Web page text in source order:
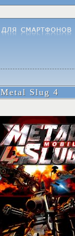
Metal Slug 4